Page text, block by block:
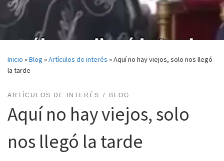
Inicio »Blog »Artículos de interés »Aquí no hay viejos, solo nos llegó
la tarde
ARTÍCULOS DE INTERÉS BLOG
Aquí no hay viejos, solo
nos llegó la tarde